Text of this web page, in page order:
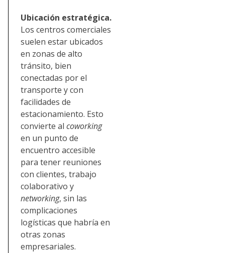
Ubicación estratégica.
Los centros comerciales
suelen estar ubicados
en zonas de alto
tránsito, bien
conectadas por el
transporte y con
facilidades de
estacionamiento. Esto
convierte al coworking
en un punto de
encuentro accesible
para tener reuniones
con clientes, trabajo
colaborativo y
networking, sin las
complicaciones
logísticas que habría en
otras zonas
empresariales.